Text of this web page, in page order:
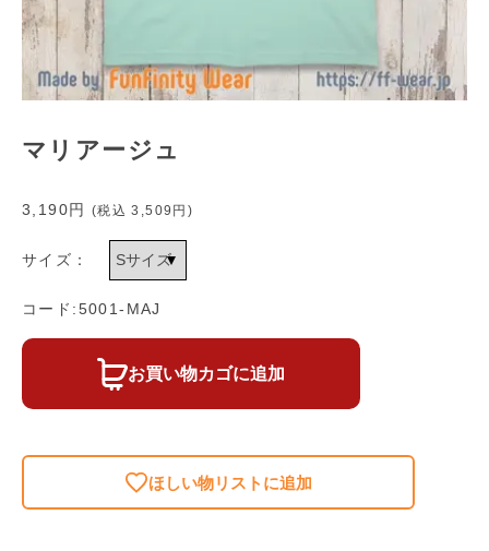
マリアージュ
3,190円 (税込3,509円 )
サイズ：
コード:5001-MAJ
お買い物カゴに追加
ほしい物リストに追加